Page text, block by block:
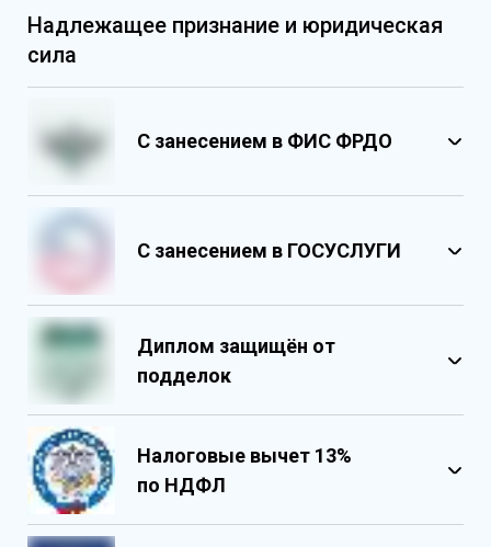
Надлежащее признание и юридическая
сила
С занесением в ФИС ФРДО
С занесением в ГОСУСЛУГИ
Диплом защищён от
подделок
Налоговые вычет 13%
по НДФЛ